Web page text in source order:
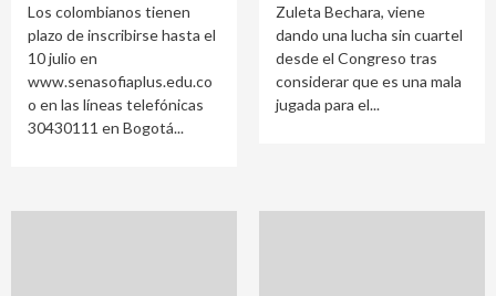
Los colombianos tienen
plazo de inscribirse hasta el
10 julio en
www.senasofiaplus.edu.co
o en las líneas telefónicas
30430111 en Bogotá...
Zuleta Bechara, viene
dando una lucha sin cuartel
desde el Congreso tras
considerar que es una mala
jugada para el...